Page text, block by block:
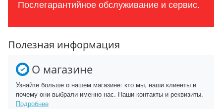
Послегарантийное обслуживание и сервис.
Полезная информация
О магазине
Узнайте больше о нашем магазине: кто мы, наши клиенты и
почему они выбрали именно нас. Наши контакты и реквизиты.
Подробнее